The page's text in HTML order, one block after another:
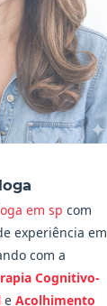
em sp com
experiência em
com a
Cognitivo-
e Acolhimento